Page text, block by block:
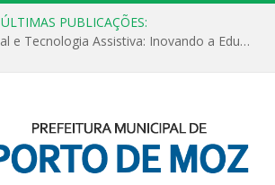
ÚLTIMAS PUBLICAÇÕES:
Inteligência Artificial e Tecnologia Assistiva: Inovando a Educação Especial e Inclusiva